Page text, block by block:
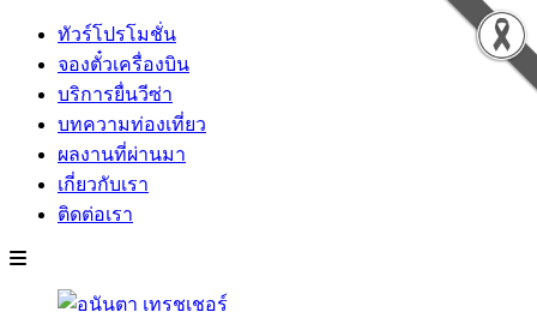
ทัวร์โปรโมชั่น
จองตั๋วเครื่องบิน
บริการยื่นวีซ่า
บทความท่องเที่ยว
ผลงานที่ผ่านมา
เกี่ยวกับเรา
ติดต่อเรา